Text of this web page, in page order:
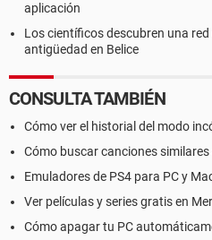
aplicación
Los científicos descubren una
antigüedad en Belice
CONSULTA TAMBIÉN
Cómo ver el historial del modo
Cómo buscar canciones
Emuladores de PS4 para PC y
Ver películas y series gratis en
Cómo apagar tu PC